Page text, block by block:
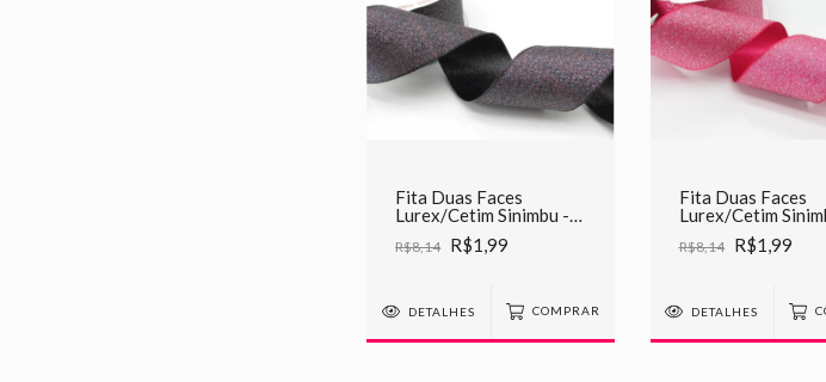
Fita Duas Faces
Lurex/Cetim Sinimbu -
C12 Preto c/Prata
R$8,14 R$1,99
DETALHES COMPRAR
Fita Duas Faces
Lurex/Cetim
R$8,14 R$1,99
DETALHES